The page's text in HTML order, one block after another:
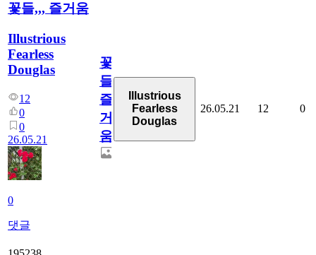
꽃들,,, 즐거움
Illustrious
Fearless
Douglas
12
0
0
26.05.21
0
댓글
꽃
들,,,
즐
거
움
Illustrious
Fearless
Douglas
26.05.21 12 0